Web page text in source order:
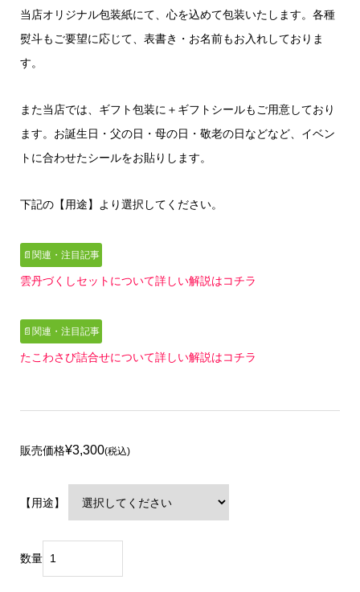
当店オリジナル包装紙にて、心を込めて包装いたします。各種
熨斗もご要望に応じて、表書き・お名前もお入れしておりま
す。
また当店では、ギフト包装に＋ギフトシールもご用意しており
ます。お誕生日・父の日・母の日・敬老の日などなど、イベン
トに合わせたシールをお貼りします。
下記の【用途】より選択してください。
📄関連・注目記事
雲丹づくしセットについて詳しい解説はコチラ
📄関連・注目記事
たこわさび詰合せについて詳しい解説はコチラ
販売価格¥3,300(税込)
【用途】
数量